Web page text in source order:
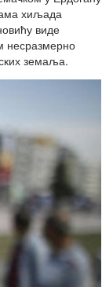
хиљада
виде
несразмерно
земаља.